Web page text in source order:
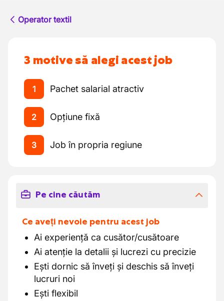
Operator textil
3 motive să alegi acest job
1 Pachet salarial atractiv
2 Opțiune fixă
3 Job în propria regiune
Pe cine căutăm
Ce aveți nevoie pentru acest job
Ai experiență ca cusător/cusătoare
Ai atenție la detalii și lucrezi cu precizie
Ești dornic să înveți și deschis să înveți
lucruri noi
Ești flexibil